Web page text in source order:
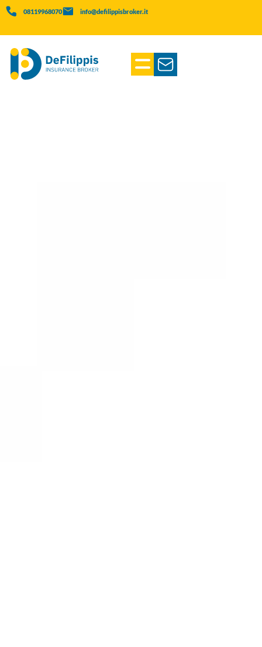
08119968070 info@defilippisbroker.it